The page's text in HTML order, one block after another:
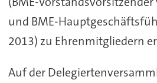
und BME-
2013) zu Ehrenmitgliedern
Auf der